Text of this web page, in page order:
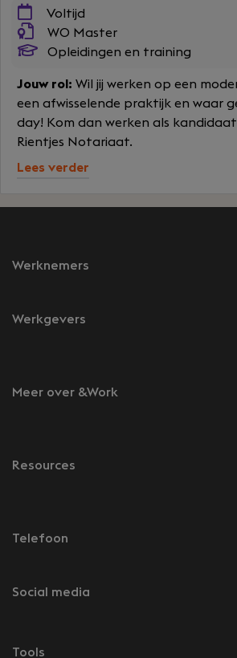
Voltijd
WO Master
Opleidingen en training
Jouw rol: Wil jij werken op een
een afwisselende praktijk en waar
day! Kom dan werken als
Rientjes Notariaat.
Lees verder
Werknemers
Werkgevers
Meer over &Work
Resources
Telefoon
Social media
Tools